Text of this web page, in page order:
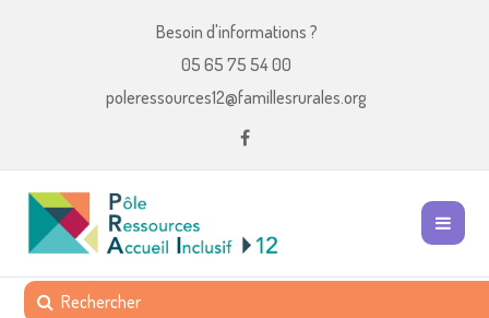
Besoin d'informations ?
05 65 75 54 00
poleressources12@famillesrurales.org